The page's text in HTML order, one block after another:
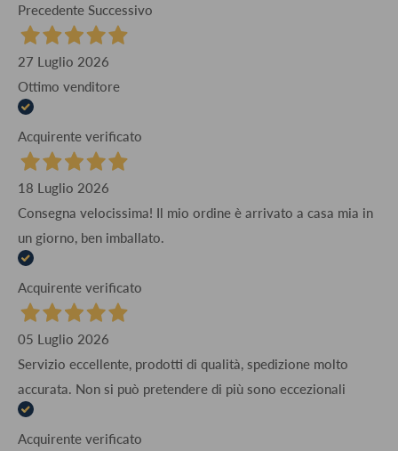
Precedente Successivo
27 Luglio 2026
Ottimo venditore
Acquirente verificato
18 Luglio 2026
Consegna velocissima! Il mio ordine è arrivato a casa mia in
un giorno, ben imballato.
Acquirente verificato
05 Luglio 2026
Servizio eccellente, prodotti di qualità, spedizione molto
accurata. Non si può pretendere di più sono eccezionali
Acquirente verificato